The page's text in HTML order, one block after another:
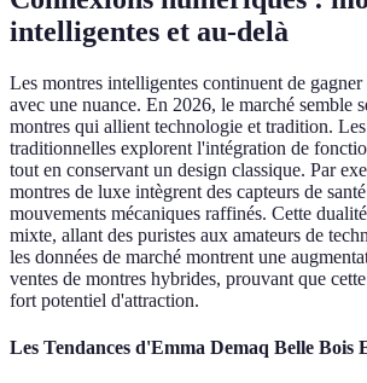
intelligentes et au-delà
Les montres intelligentes continuent de
avec une nuance. En 2026, le marché semble
montres qui allient technologie et tradition.
traditionnelles explorent l'intégration de
tout en conservant un design classique. Par
montres de luxe intègrent des capteurs de
mouvements mécaniques raffinés. Cette
mixte, allant des puristes aux amateurs de
les données de marché montrent une
ventes de montres hybrides, prouvant que
fort potentiel d'attraction.
Les Tendances d'Emma Demaq Belle Bois